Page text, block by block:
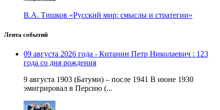
В.А. Тишков «Русский мир: смыслы и стратегии»
Лента событий
09 августа 2026 года - Китанин Петр Николаевич : 123
года со дня рождения
9 августа 1903 (Батуми) – после 1941 В июне 1930
эмигрировал в Персию (...